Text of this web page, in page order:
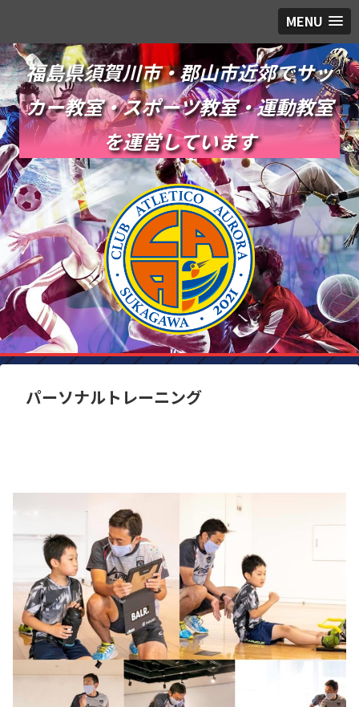
MENU
福島県須賀川市・郡山市近郊でサッ
カー教室・スポーツ教室・運動教室
を運営しています
パーソナルトレーニング